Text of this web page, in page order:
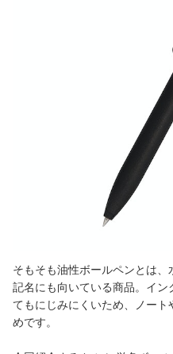
そもそも油性ボールペンとは
記名にも向いている商品。イ
てもにじみにくいため、ノー
めです。